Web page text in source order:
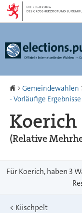
Zur
Navigation
Zum
Inhalt
Startseite
> Gemeindewahlen
- Vorläufige Ergebnisse
Koerich
(Relative
Für Koerich, haben 3
< Kiischpelt